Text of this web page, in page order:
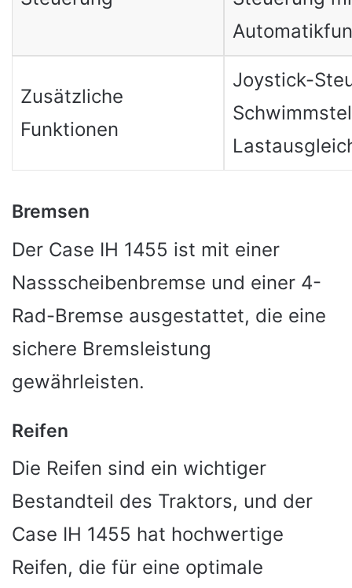
Zusätzliche
Funktionen
Joystick-
Bremsen
Der Case IH 1455 ist mit einer
Nassscheibenbremse und einer 4-
Rad-Bremse ausgestattet, die eine
sichere Bremsleistung
gewährleisten.
Reifen
Die Reifen sind ein wichtiger
Bestandteil des Traktors, und der
Case IH 1455 hat hochwertige
Reifen, die für eine optimale